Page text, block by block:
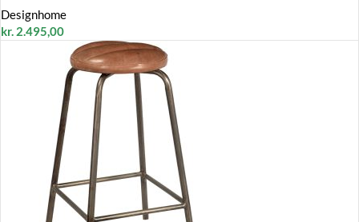
Designhome
kr. 2.495,00